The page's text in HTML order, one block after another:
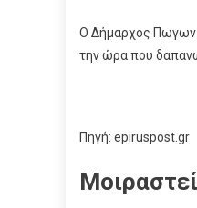
Ο Δήμαρχος
την ώρα που
Πηγή: epiruspost.gr